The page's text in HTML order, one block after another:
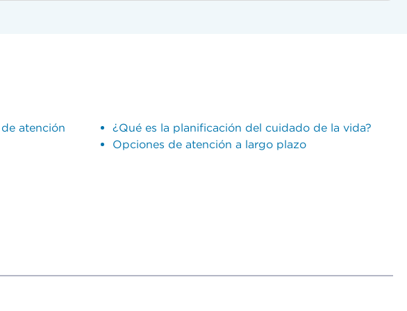
atención
¿Qué es la planificación del cuidado de la vida?
Opciones de atención a largo plazo